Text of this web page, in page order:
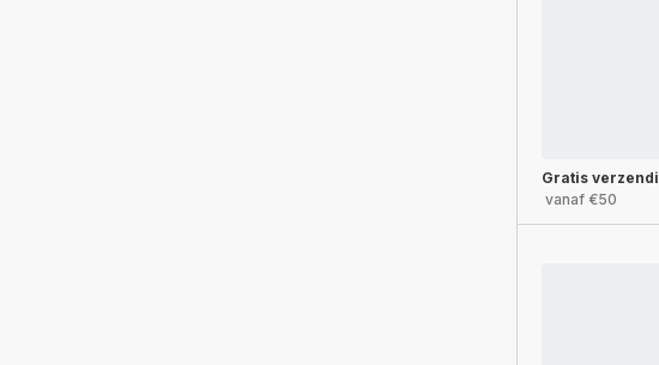
Gratis
vanaf €50